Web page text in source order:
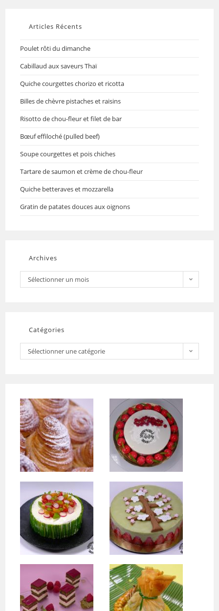
Articles Récents
Poulet rôti du dimanche
Cabillaud aux saveurs Thaï
Quiche courgettes chorizo et ricotta
Billes de chèvre pistaches et raisins
Risotto de chou-fleur et filet de bar
Bœuf effiloché (pulled beef)
Soupe courgettes et pois chiches
Tartare de saumon et crème de chou-fleur
Quiche betteraves et mozzarella
Gratin de patates douces aux oignons
Archives
Sélectionner un mois
Catégories
Sélectionner une catégorie